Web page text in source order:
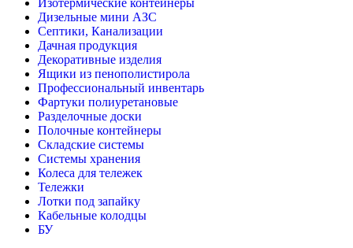
Дизельные мини АЗС
Септики, Канализации
Дачная продукция
Декоративные изделия
Ящики из пенополистирола
Профессиональный инвентарь
Фартуки полиуретановые
Разделочные доски
Полочные контейнеры
Складские системы
Системы хранения
Колеса для тележек
Тележки
Лотки под запайку
Кабельные колодцы
БУ